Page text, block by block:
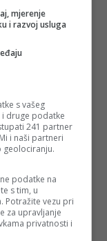
mjerenje
i razvoj usluga
s vašeg
druge podatke
241 partner
i naši partneri
podatke na
s tim, u
Potražite vezu pri
za upravljanje
privatnosti i